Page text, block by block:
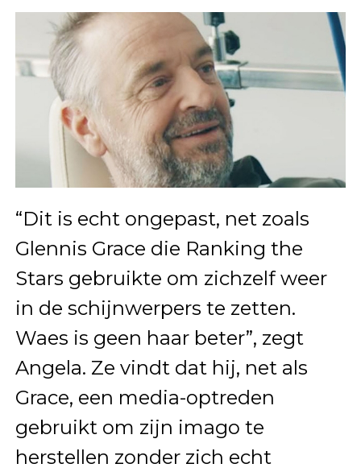
“Dit is echt ongepast, net zoals
Glennis Grace die Ranking the
Stars gebruikte om zichzelf weer
in de schijnwerpers te zetten.
Waes is geen haar beter”, zegt
Angela. Ze vindt dat hij, net als
Grace, een media-optreden
gebruikt om zijn imago te
herstellen zonder zich echt